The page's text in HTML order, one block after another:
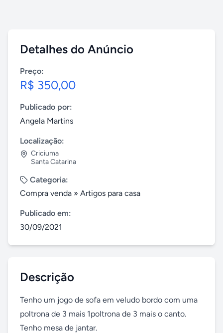
Detalhes do Anúncio
Preço:
R$ 350,00
Publicado por:
Angela Martins
Localização:
Criciuma
Santa Catarina
Categoria:
Compra venda » Artigos para casa
Publicado em:
30/09/2021
Descrição
Tenho um jogo de sofa em veludo bordo com uma
poltrona de 3 mais 1poltrona de 3 mais o canto.
Tenho mesa de jantar.